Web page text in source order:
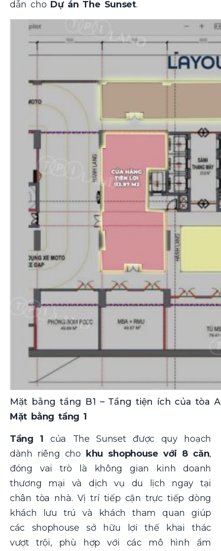
dẫn cho Dự án The Sunset.
Mặt bằng tầng B1 – Tầng tiện ích của tòa
Mặt bằng tầng 1
Tầng 1 của The Sunset được quy hoạch
dành riêng cho
khu shophouse với 8 căn,
đóng vai trò là không gian kinh doanh
thương mại và dịch vụ du lịch ngay tại
chân tòa nhà. Vị trí tiếp cận trực tiếp dòng
khách lưu trú và khách tham quan giúp
các shophouse sở hữu lợi thế khai thác
vượt trội, phù hợp với các mô hình ẩm